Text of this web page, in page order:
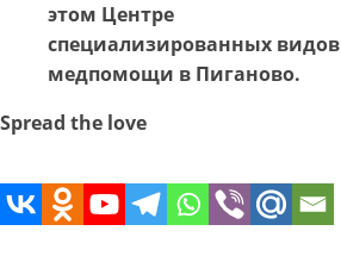
этом Центре
специализированных видов
медпомощи в Пиганово.
Spread the love